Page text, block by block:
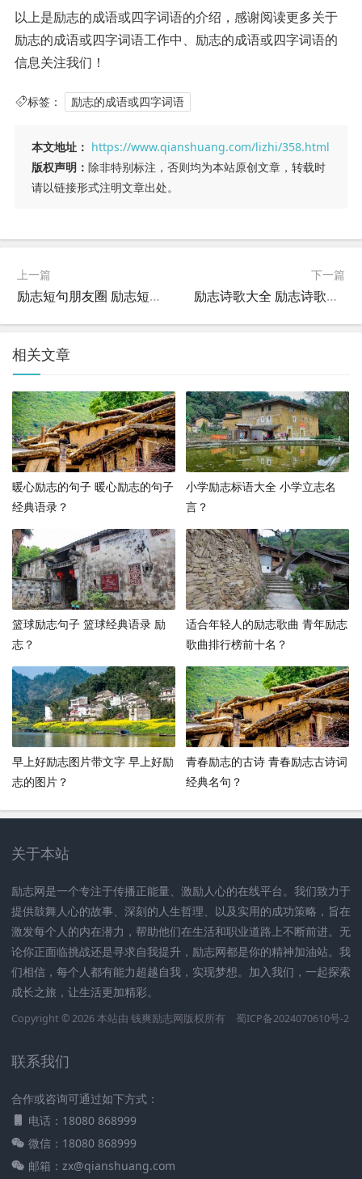
以上是励志的成语或四字词语的介绍，感谢阅读更多关于
励志的成语或四字词语工作中、励志的成语或四字词语的
信息关注我们！
标签： 励志的成语或四字词语
本文地址： https://www.qianshuang.com/lizhi/358.html
版权声明： 除非特别标注，否则均为本站原创文章，转载时
请以链接形式注明文章出处。
上一篇
励志短句朋友圈 励志短句朋友圈文案？
下一篇
励志诗歌大全 励志诗歌大全100首 小学生？
相关文章
暖心励志的句子 暖心励志的句子
经典语录？
小学励志标语大全 小学立志名
言？
篮球励志句子 篮球经典语录 励
志？
适合年轻人的励志歌曲 青年励志
歌曲排行榜前十名？
早上好励志图片带文字 早上好励
志的图片？
青春励志的古诗 青春励志古诗词
经典名句？
关于本站
励志网是一个专注于传播正能量、激励人心的在线平台。我们致力于
提供鼓舞人心的故事、深刻的人生哲理、以及实用的成功策略，旨在
激发每个人的内在潜力，帮助他们在生活和职业道路上不断前进。无
论你正面临挑战还是寻求自我提升，励志网都是你的精神加油站。我
们相信，每个人都有能力超越自我，实现梦想。加入我们，一起探索
成长之旅，让生活更加精彩。
Copyright © 2026 本站由 钱爽励志网版权所有 蜀ICP备2024070610号-2
联系我们
合作或咨询可通过如下方式：
电话：18080 868999
微信：18080 868999
邮箱：zx@qianshuang.com